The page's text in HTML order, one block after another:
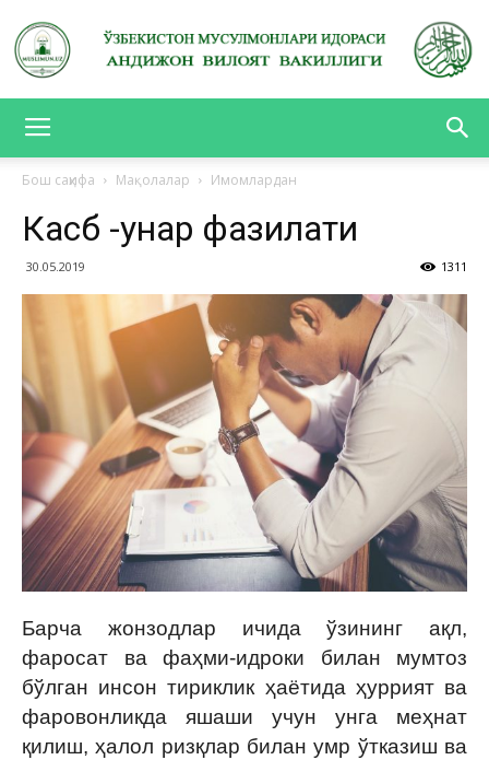
ВИЛОЯТ
ВАКИЛЛИГИ
Бош саҳифа Мақолалар Имомлардан
Касб -ҳунар фазилати
30.05.2019 1311
Барча жонзодлар ичида ўзининг ақл,
фаросат ва фаҳми-идроки билан мумтоз
бўлган инсон тириклик ҳаётида ҳуррият ва
фаровонликда яшаши учун унга меҳнат
қилиш, ҳалол ризқлар билан умр ўтказиш ва